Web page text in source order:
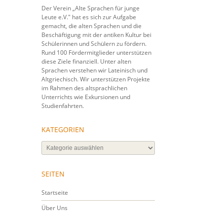
Der Verein „Alte Sprachen für junge
Leute e.V." hat es sich zur Aufgabe
gemacht, die alten Sprachen und die
Beschäftigung mit der antiken Kultur bei
Schülerinnen und Schülern zu fördern.
Rund 100 Fördermitglieder unterstützen
diese Ziele finanziell. Unter alten
Sprachen verstehen wir Lateinisch und
Altgriechisch. Wir unterstützen Projekte
im Rahmen des altsprachlichen
Unterrichts wie Exkursionen und
Studienfahrten.
KATEGORIEN
Kategorien
SEITEN
Startseite
Über Uns